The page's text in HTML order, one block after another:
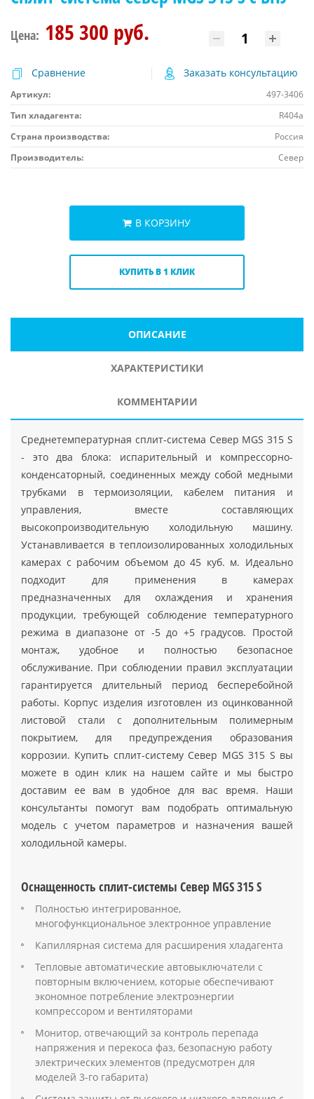
Цена: 185 300 руб.
Сравнение Заказать консультацию
Артикул:
497-3406
Тип хладагента:
R404a
Страна производства:
Россия
Производитель:
Север
В КОРЗИНУ
КУПИТЬ В 1 КЛИК
ОПИСАНИЕ
ХАРАКТЕРИСТИКИ
КОММЕНТАРИИ
Среднетемпературная сплит-система Север MGS 315 S
- это два блока: испарительный и компрессорно-
конденсаторный, соединенных между собой медными
трубками в термоизоляции, кабелем питания и
управления, вместе составляющих
высокопроизводительную холодильную машину.
Устанавливается в теплоизолированных холодильных
камерах с рабочим объемом до 45 куб. м. Идеально
подходит для применения в камерах
предназначенных для охлаждения и хранения
продукции, требующей соблюдение температурного
режима в диапазоне от -5 до +5 градусов. Простой
монтаж, удобное и полностью безопасное
обслуживание. При соблюдении правил эксплуатации
гарантируется длительный период бесперебойной
работы. Корпус изделия изготовлен из оцинкованной
листовой стали с дополнительным полимерным
покрытием, для предупреждения образования
коррозии. Купить сплит-систему Север MGS 315 S вы
можете в один клик на нашем сайте и мы быстро
доставим ее вам в удобное для вас время. Наши
консультанты помогут вам подобрать оптимальную
модель с учетом параметров и назначения вашей
холодильной камеры.
Оснащенность сплит-системы Север MGS 315 S
Полностью интегрированное,
многофункциональное электронное управление
Капиллярная система для расширения хладагента
Тепловые автоматические автовыключатели с
повторным включением, которые обеспечивают
экономное потребление электроэнергии
компрессором и вентиляторами
Монитор, отвечающий за контроль перепада
напряжения и перекоса фаз, безопасную работу
электрических элементов (предусмотрен для
моделей 3-го габарита)